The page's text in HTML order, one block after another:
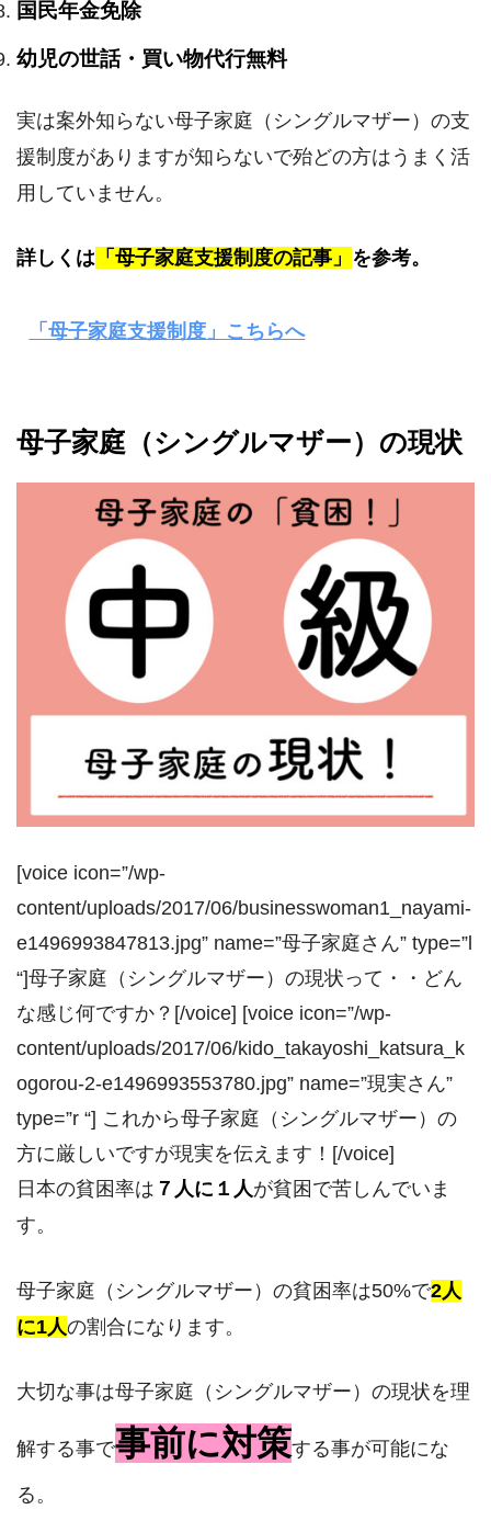
国民年金免除
幼児の世話・買い物代行無料
実は案外知らない母子家庭（シングルマザー）の支
援制度がありますが知らないで殆どの方はうまく活
用していません。
詳しくは 「母子家庭支援制度の記事」 を参考。
「母子家庭支援制度」こちらへ
母子家庭（シングルマザー）の現状
[voice icon=”/wp-
content/uploads/2017/06/businesswoman1_nayami-
e1496993847813.jpg” name=”母子家庭さん” type=”l
“]母子家庭（シングルマザー）の現状って・・どん
な感じ何ですか？[/voice] [voice icon=”/wp-
content/uploads/2017/06/kido_takayoshi_katsura_k
ogorou-2-e1496993553780.jpg” name=”現実さん”
type=”r “] これから母子家庭（シングルマザー）の
方に厳しいですが現実を伝えます！[/voice]
日本の貧困率は ７人に１人が貧困で苦しんでいま
す。
母子家庭（シングルマザー）の貧困率は50%で2人
に1人の割合になります。
大切な事は母子家庭（シングルマザー）の現状を理
解する事で事前に対策する事が可能にな
る。